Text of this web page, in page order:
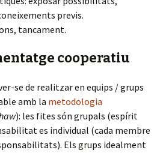
previs.
tancament.
cooperatiu
se de realitzar en equips / grups
amb la metodologia
): les fites són grupals (espírit
es individual (cada membre
Els grups idealment